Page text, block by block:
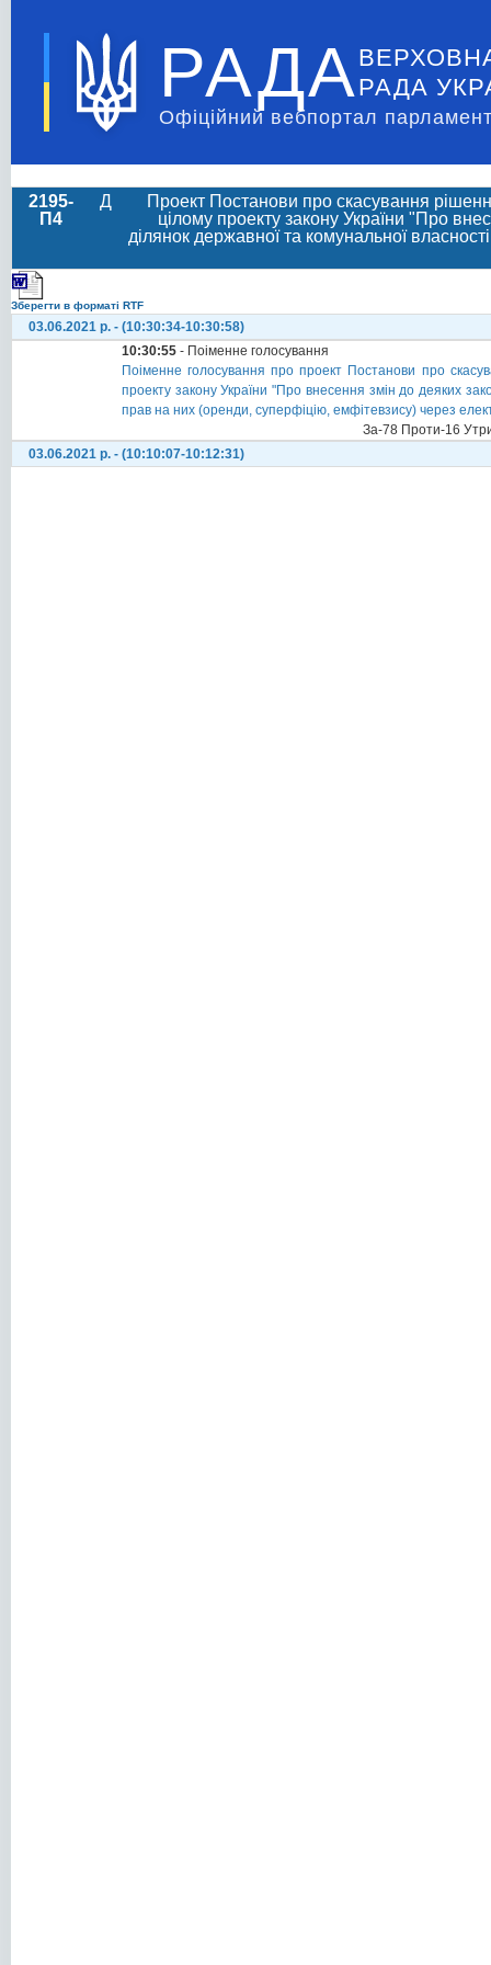
РАДА РАДА
Офіційний вебпортал
2195-
П4
Д
Проект Постанови про скасування
цілому проекту закону України "Про
ділянок державної та комунальної
Зберегти в форматі RTF
03.06.2021 р. - (10:30:34-10:30:58)
10:30:55 - Поіменне голосування
Поіменне голосування про проект Постанови про
проекту закону України "Про внесення змін до деяких
прав на них (оренди, суперфіцію, емфітевзису) через
За-78 Проти-16
03.06.2021 р. - (10:10:07-10:12:31)